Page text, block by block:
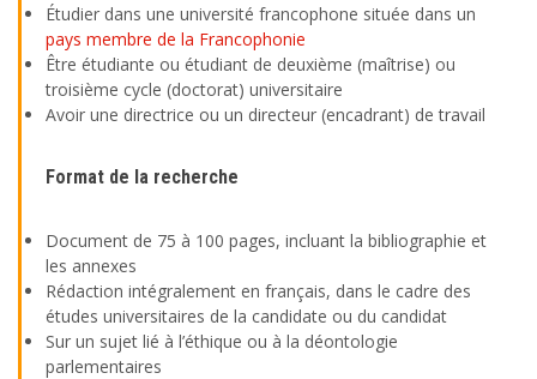
Étudier dans une université francophone située dans un
pays membre de la Francophonie
Être étudiante ou étudiant de deuxième (maîtrise) ou
troisième cycle (doctorat) universitaire
Avoir une directrice ou un directeur (encadrant) de travail
Format de la recherche
Document de 75 à 100 pages, incluant la bibliographie et
les annexes
Rédaction intégralement en français, dans le cadre des
études universitaires de la candidate ou du candidat
Sur un sujet lié à l’éthique ou à la déontologie
parlementaires